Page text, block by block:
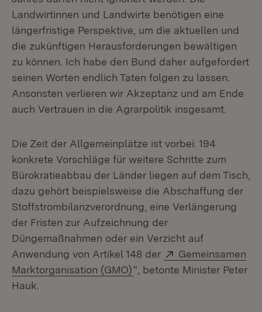
Landwirtinnen und Landwirte benötigen eine
längerfristige Perspektive, um die aktuellen und
die zukünftigen Herausforderungen bewältigen
zu können. Ich habe den Bund daher aufgefordert
seinen Worten endlich Taten folgen zu lassen.
Ansonsten verlieren wir Akzeptanz und am Ende
auch Vertrauen in die Agrarpolitik insgesamt.
Die Zeit der Allgemeinplätze ist vorbei. 194
konkrete Vorschläge für weitere Schritte zum
Bürokratieabbau der Länder liegen auf dem Tisch,
dazu gehört beispielsweise die Abschaffung der
Stoffstrombilanzverordnung, eine Verlängerung
der Fristen zur Aufzeichnung der
Düngemaßnahmen oder ein Verzicht auf
Anwendung von Artikel 148 der
Extern:
Gemeinsamen
Marktorganisation (GMO)(Öffnet in neuem Fenster)
“, betonte Minister Peter
Hauk.